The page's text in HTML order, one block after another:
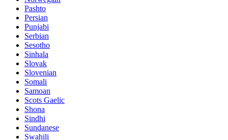
Pashto
Persian
Punjabi
Serbian
Sesotho
Sinhala
Slovak
Slovenian
Somali
Samoan
Scots Gaelic
Shona
Sindhi
Sundanese
Swahili